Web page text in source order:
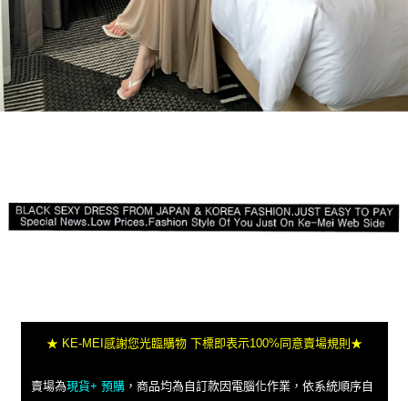
★ KE-MEI感謝您光臨購物 下標即表示100%同意賣場規則★
賣場為現貨+ 預購，商品均為自訂款因電腦化作業，依系統順序自